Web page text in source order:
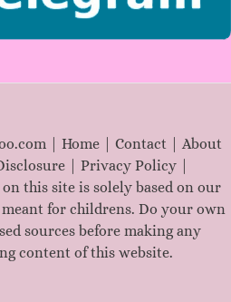
| Home Contact
About
| Privacy Policy|
this site is solely based on our
for childrens. Do your own
sources before making any
content of this website.